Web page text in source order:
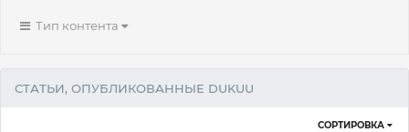
Тип контента
СТАТЬИ, ОПУБЛИКОВАННЫЕ DUKUU
СОРТИРОВКА